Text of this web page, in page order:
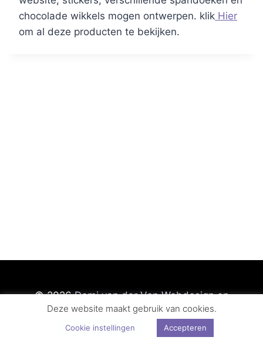
chocolade wikkels mogen ontwerpen. klik Hier
om al deze producten te bekijken.
© 2026Demi van der Ven Webdesign en
Fotografie
Deze website maakt gebruik van cookies.
Cookie instellingen Accepteren